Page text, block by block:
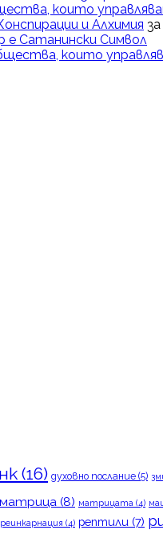
които
и Алхимия за
е Сатанински Символ
които
(16) духовно послание (5)
матрица (8) матрицата (4)
реинкарнация (4) рептили (7)